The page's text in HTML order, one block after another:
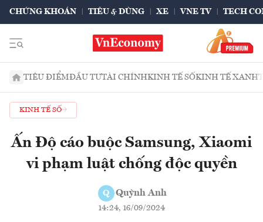
CHỨNG KHOÁN TIÊU & DÙNG XE VNE TV TECH
TIÊU ĐIỂMĐẦU TƯTÀI CHÍNHKINH TẾ SỐKINH TẾ XANH
KINH TẾ SỐ
Ấn Độ cáo buộc Samsung, Xiaomi
vi phạm luật chống độc quyền
Q Quỳnh Anh
14:24, 16/09/2024